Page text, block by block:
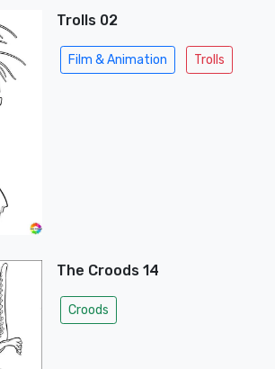
Trolls 02
Film & Animation Trolls
The Croods 14
Croods